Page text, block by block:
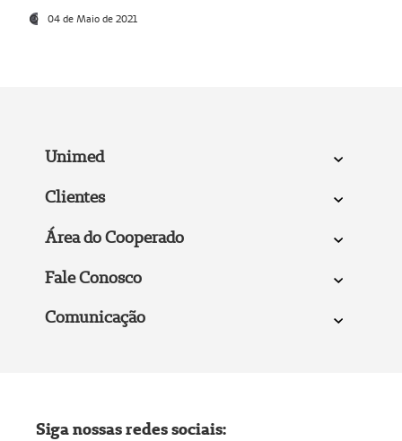
04 de Maio de 2021
Unimed
Clientes
Área do Cooperado
Fale Conosco
Comunicação
Siga nossas redes sociais: